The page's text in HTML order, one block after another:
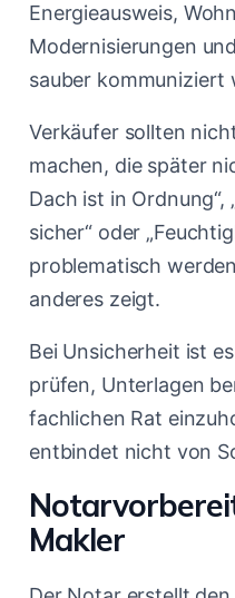
Energieausweis,
Modernisierungen
sauber kommuniziert
Verkäufer sollten
machen, die später
Dach ist in
sicher“ oder
problematisch
anderes zeigt.
Bei Unsicherheit ist
prüfen, Unterlagen
fachlichen Rat
entbindet nicht von
Makler